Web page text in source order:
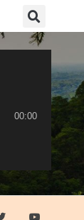
00:00